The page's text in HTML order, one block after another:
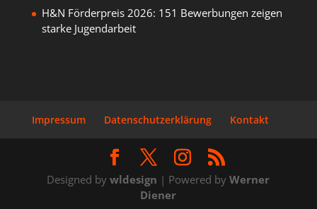
H&N Förderpreis 2026: 151 Bewerbungen zeigen
starke Jugendarbeit
Impressum Datenschutzerklärung Kontakt
Designed bywldesign | Powered byWerner
Diener